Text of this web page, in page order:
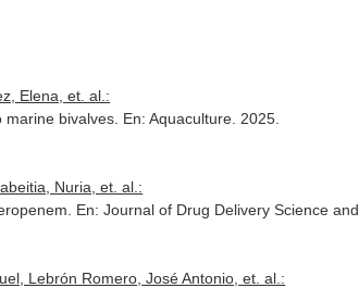
Elena, et. al.:
bivalves. En: Aquaculture . 2025.
Nuria, et. al.:
En: Journal of Drug Delivery Science and
Lebrón Romero, José Antonio, et. al.: